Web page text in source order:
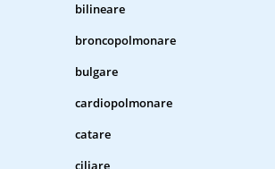
bilineare
broncopolmonare
bulgare
cardiopolmonare
catare
ciliare